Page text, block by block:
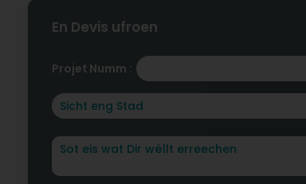
En Devis ufroen
Projet Numm :